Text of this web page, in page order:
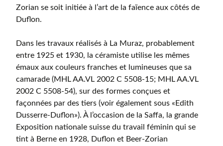
Zorian se soit initiée à l’art de la faïence aux côtés de
Duflon.
Dans les travaux réalisés à La Muraz, probablement
entre 1925 et 1930, la céramiste utilise les mêmes
émaux aux couleurs franches et lumineuses que sa
camarade (MHL AA.VL 2002 C 5508-15; MHL AA.VL
2002 C 5508-54), sur des formes conçues et
façonnées par des tiers (voir également sous «Edith
Dusserre-Duflon»). À l’occasion de la Saffa, la grande
Exposition nationale suisse du travail féminin qui se
tint à Berne en 1928, Duflon et Beer-Zorian